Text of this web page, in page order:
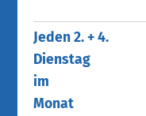
Jeden 2. + 4.
Dienstag
im
Monat